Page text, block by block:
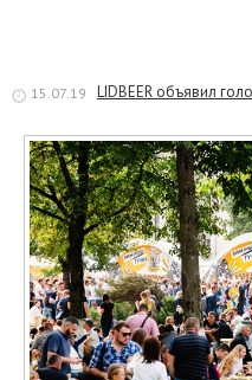
15.07.19 LIDBEER объявил